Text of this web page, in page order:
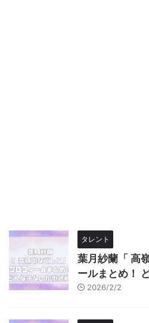
タレント
葉月紗蘭「 高
ールまとめ！
2026/2/2